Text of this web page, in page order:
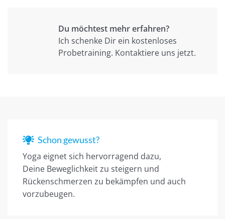
Du möchtest mehr erfahren?
Ich schenke Dir ein kostenloses
Probetraining. Kontaktiere uns jetzt.
Schon gewusst?
Yoga eignet sich hervorragend dazu,
Deine Beweglichkeit zu steigern und
Rückenschmerzen zu bekämpfen und auch
vorzubeugen.